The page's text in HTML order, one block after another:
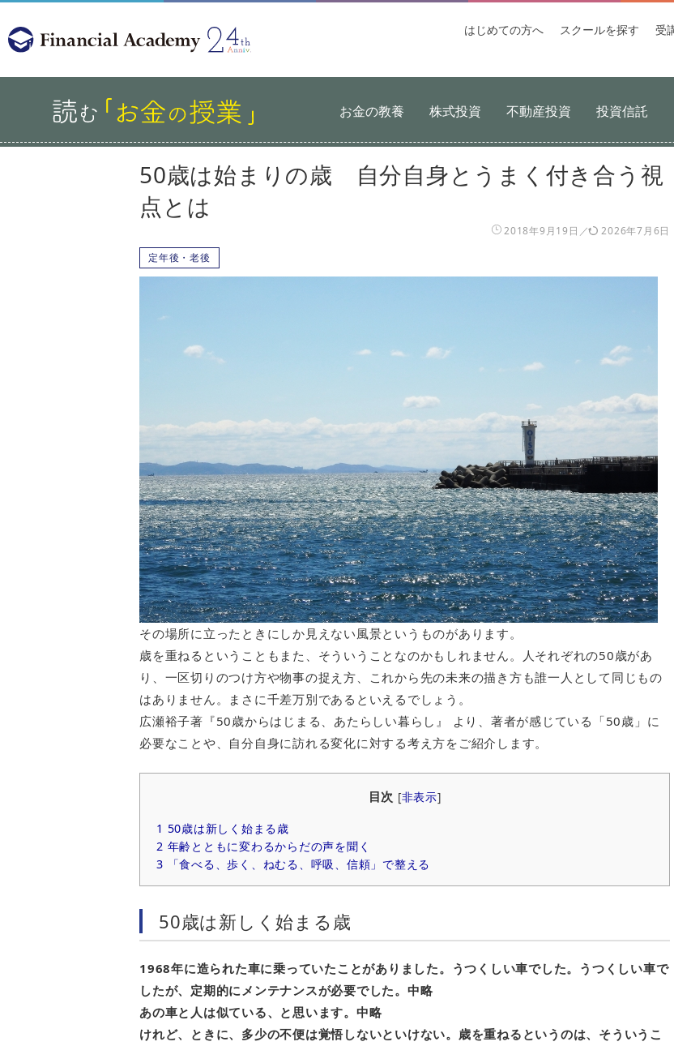
はじめての方へ スクールを探す 受
お金の教養 株式投資 不動産投資 投資信託
50歳は始まりの歳 自分自身とうまく付き合う視
点とは
2018年9月19日
2026年7月6日
定年後・老後
その場所に立ったときにしか見えない風景というものがあります。
歳を重ねるということもまた、そういうことなのかもしれません。人それぞれの50歳があ
り、一区切りのつけ方や物事の捉え方、これから先の未来の描き方も誰一人として同じもの
はありません。まさに千差万別であるといえるでしょう。
広瀬裕子著『50歳からはじまる、あたらしい暮らし』 より、著者が感じている「50歳」に
必要なことや、自分自身に訪れる変化に対する考え方をご紹介します。
目次 [非表示]
1 50歳は新しく始まる歳
2 年齢とともに変わるからだの声を聞く
3 「食べる、歩く、ねむる、呼吸、信頼」で整える
50歳は新しく始まる歳
1968年に造られた車に乗っていたことがありました。うつくしい車でした。うつくしい車で
したが、定期的にメンテナンスが必要でした。中略
あの車と人は似ている、と思います。中略
けれど、ときに、多少の不便は覚悟しないといけない。歳を重ねるというのは、そういうこ